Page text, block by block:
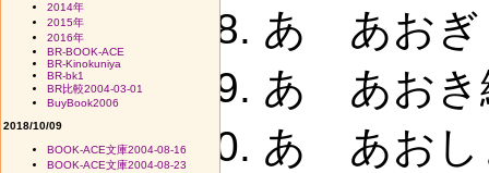
あ あおぎ
あ あおき
あ あおし
2014年
2015年
2016年
BR-BOOK-ACE
BR-Kinokuniya
BR-bk1
BR比較2004-03-01
BuyBook2006
2018/10/09
BOOK-ACE文庫2004-08-16
BOOK-ACE文庫2004-08-23